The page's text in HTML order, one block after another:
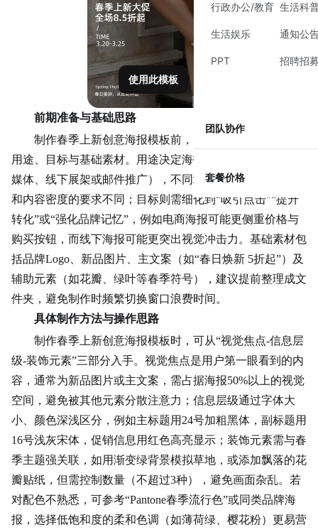
行政办公/教育
生活娱乐
PPT
生活科
通知公
招聘招
团队协作
套餐价格
使用此模板
前期准备与基础思路
制作春季上新创意海报模板前，需明确三个核心问题：
用途、目标与基础素材。用途决定海报的投放场景（如社交
媒体、线下展架或邮件推广），不同场景对尺寸、字体大小
和内容密度的要求不同；目标则需细化到“吸引点击”“提升
转化”或“强化品牌记忆”，例如电商海报可能更侧重价格与
购买按钮，而线下海报可能更突出视觉冲击力。基础素材包
括品牌Logo、新品图片、主文案（如“春日焕新 5折起”）及
辅助元素（如花瓣、绿叶等春季符号），建议提前整理成文
件夹，避免制作时频繁切换窗口浪费时间。
具体制作方法与操作思路
制作春季上新创意海报模板时，可从“视觉焦点-信息层
级-装饰元素”三部分入手。视觉焦点是用户第一眼看到的内
容，通常为新品图片或主文案，需占据海报50%以上的视觉
空间，避免被其他元素分散注意力；信息层级通过字体大
小、颜色深浅区分，例如主标题用24号加粗黑体，副标题用
16号浅灰宋体，促销信息用红色高亮显示；装饰元素需与春
季主题强关联，如用渐变绿背景模拟草地，或添加飘落的花
瓣贴纸，但需控制数量（不超过3种），避免画面杂乱。若
对配色不熟悉，可参考“Pantone春季流行色”或同类品牌海
报，选择低饱和度的柔和色调（如薄荷绿、樱花粉）更易营